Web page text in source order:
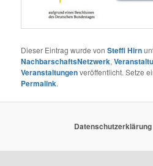
Dieser Eintrag wurde vonSteffi Hirn
NachbarschaftsNetzwerk,
Veranstaltungenveröffentlicht. Setze
Permalink.
Datenschutzerklärung